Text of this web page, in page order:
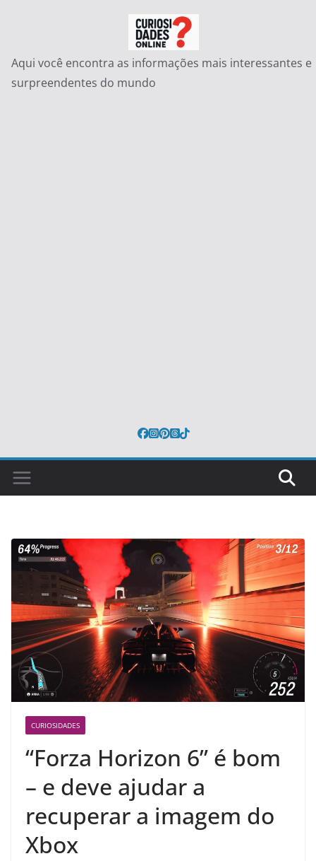
conteúdo
Aqui você encontra as informações mais interessantes e
surpreendentes do mundo
CURIOSIDADES
“Forza Horizon 6” é bom
– e deve ajudar a
recuperar a imagem do
Xbox